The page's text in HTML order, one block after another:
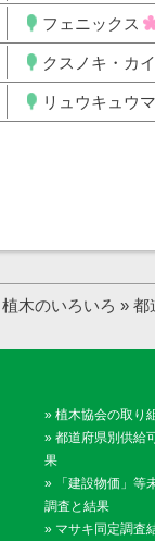
フェニックス
クスノキ・カ
リュウキュウ
木のいろいろ » 都
» 植木協会の取り
» 都道府県別供給
果
»
「建設物価」等
調査と結果
» マサキ同定調査